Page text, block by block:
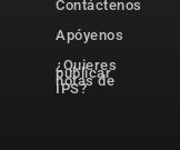
Contáctenos
Apóyenos
¿Quieres
publicar
notas de
IPS?